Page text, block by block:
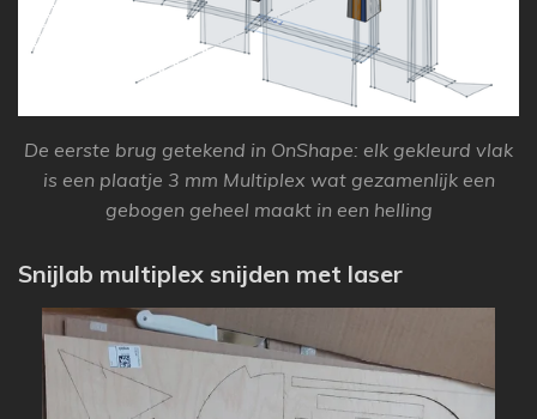
De eerste brug getekend in OnShape: elk gekleurd vlak
is een plaatje 3 mm Multiplex wat gezamenlijk een
gebogen geheel maakt in een helling
Snijlab multiplex snijden met laser